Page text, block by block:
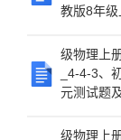
教版8年级
级物理上
_4-4-3、
元测试题
级物理上